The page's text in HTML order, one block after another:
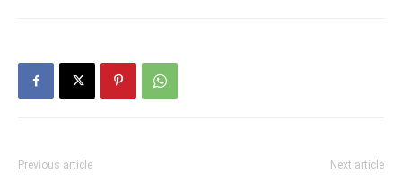
Previous article Next article